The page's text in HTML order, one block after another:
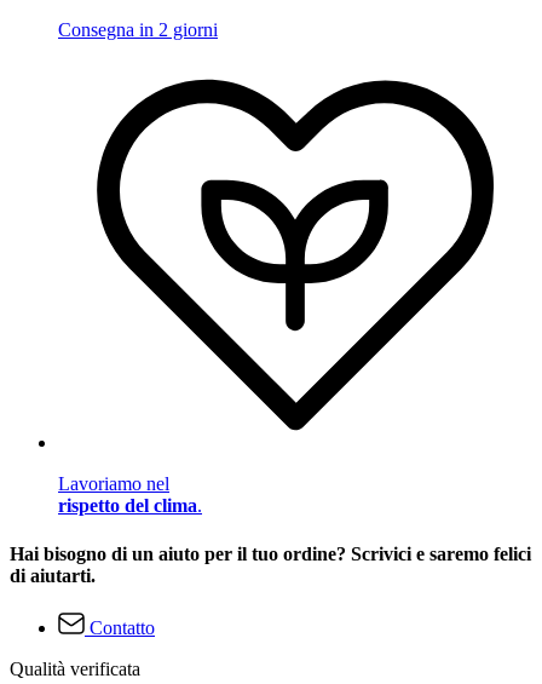
Consegna in 2 giorni
Lavoriamo nel
rispetto del clima.
Hai bisogno di un aiuto per il tuo ordine? Scrivici e saremo felici
di aiutarti.
Contatto
Qualità verificata